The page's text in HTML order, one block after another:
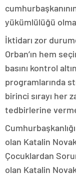
yükümlülüğü
İktidarı zor
Orban’ın hem
basını kontrol
programlarında
birinci sırayı her
tedbirlerine
olan Katalin
Çocuklardan
olan Katalin